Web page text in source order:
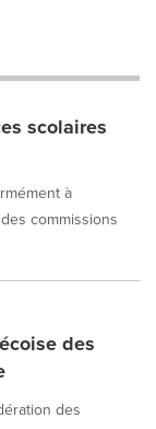
scolaires
à
commissions
des
des